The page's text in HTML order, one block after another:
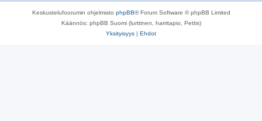
Keskustelufoorumin ohjelmisto phpBB® Forum Software © phpBB Limited
Käännös: phpBB Suomi (lurttinen, harritapio, Pettis)
Yksityisyys | Ehdot